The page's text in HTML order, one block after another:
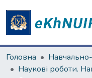
Головна